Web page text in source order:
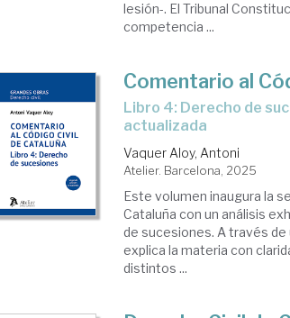
lesión-. El Tribunal
competencia ...
Comentario al
Libro 4: Derecho de sucesiones. Segunda edición
actualizada
Vaquer Aloy, Antoni
Atelier. Barcelona, 2025
Este volumen inaugura la
Cataluña con un análisis
de sucesiones. A través
explica la materia con
distintos ...